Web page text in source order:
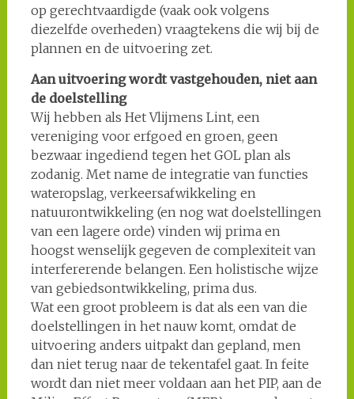
op gerechtvaardigde (vaak ook volgens
diezelfde overheden) vraagtekens die wij bij de
plannen en de uitvoering zet.
Aan uitvoering wordt vastgehouden, niet aan
de doelstelling
Wij hebben als Het Vlijmens Lint, een
vereniging voor erfgoed en groen, geen
bezwaar ingediend tegen het GOL plan als
zodanig. Met name de integratie van functies
wateropslag, verkeersafwikkeling en
natuurontwikkeling (en nog wat doelstellingen
van een lagere orde) vinden wij prima en
hoogst wenselijk gegeven de complexiteit van
interfererende belangen. Een holistische wijze
van gebiedsontwikkeling, prima dus.
Wat een groot probleem is dat als een van die
doelstellingen in het nauw komt, omdat de
uitvoering anders uitpakt dan gepland, men
dan niet terug naar de tekentafel gaat. In feite
wordt dan niet meer voldaan aan het PIP, aan de